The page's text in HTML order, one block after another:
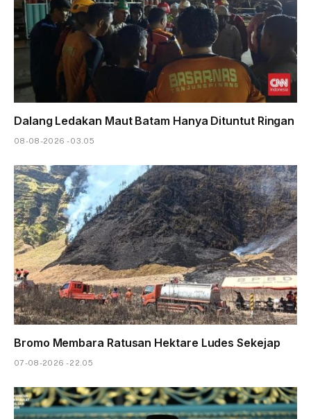
Dalang Ledakan Maut Batam Hanya Dituntut Ringan
08-08-2026 - 03.05
Bromo Membara Ratusan Hektare Ludes Sekejap
07-08-2026 - 22.05